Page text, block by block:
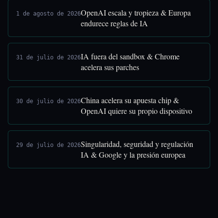
1 de agosto de 2026OpenAI escala y tropieza & Europa
endurece reglas de IA
31 de julio de 2026IA fuera del sandbox & Chrome
acelera sus parches
30 de julio de 2026China acelera su apuesta chip &
OpenAI quiere su propio dispositivo
29 de julio de 2026Singularidad, seguridad y regulación
IA & Google y la presión europea